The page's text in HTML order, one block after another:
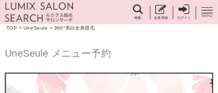
検索 会員登録 ログイン
TOP > UneSeule >360°美白全身脱毛
UneSeule メニュー予約